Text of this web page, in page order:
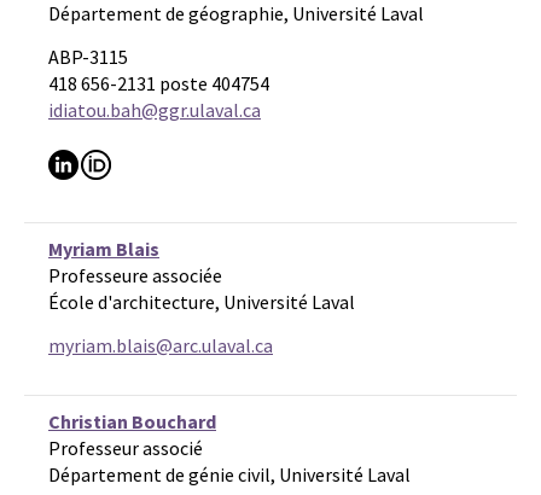
Département de géographie, Université Laval
ABP-3115
418 656-2131 poste 404754
idiatou.bah@ggr.ulaval.ca
Myriam Blais
Professeure associée
École d'architecture, Université Laval
myriam.blais@arc.ulaval.ca
Christian Bouchard
Professeur associé
Département de génie civil, Université Laval